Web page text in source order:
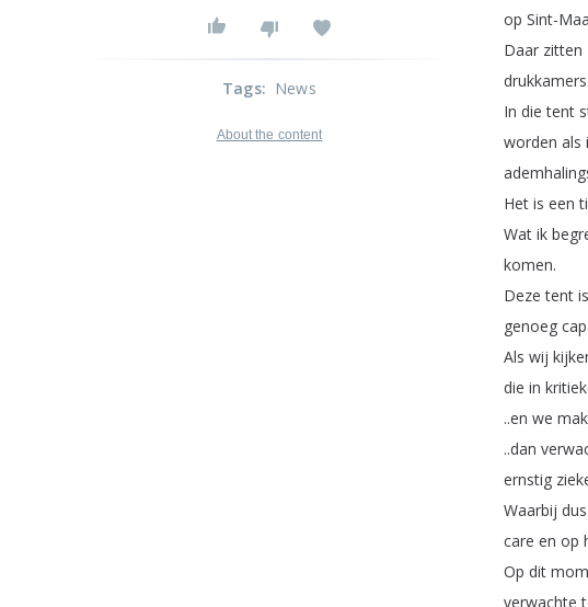
op Sint-
Daar zitten
drukkamers
In die tent
worden als
Het is een
Wat ik
komen.
Deze tent is
genoeg
Als wij
die in
..en we
..dan
ernstig
Waarbij dus
care en op
Op dit
verwachte
Tags: News
About the content